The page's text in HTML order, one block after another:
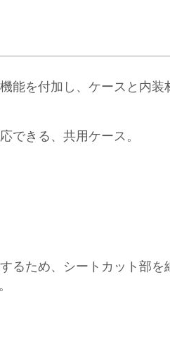
能を付加し、ケースと内装
できる、共用ケース。
るため、シートカット部を